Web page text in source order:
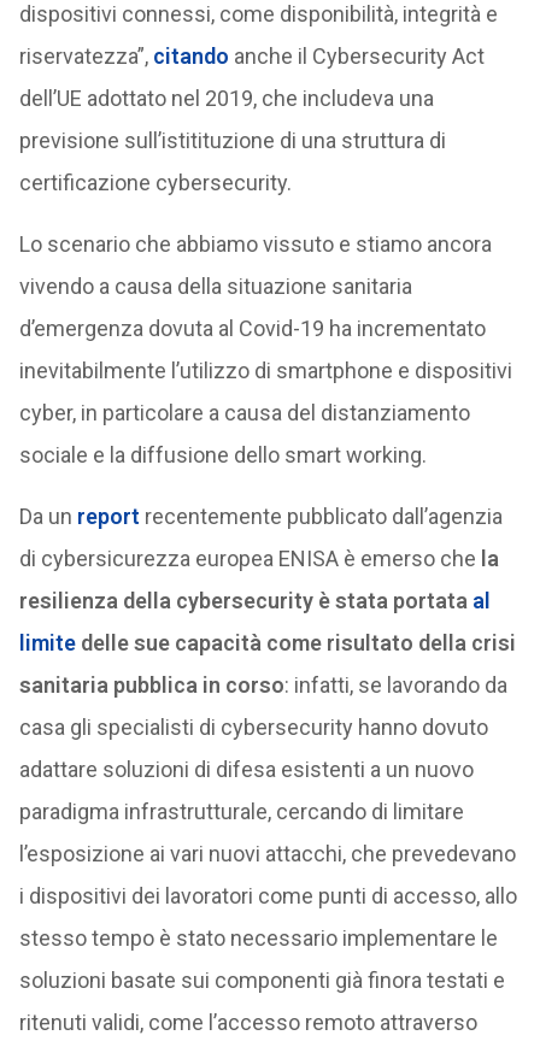
dispositivi connessi, come disponibilità, integrità e
riservatezza”, citando anche il Cybersecurity Act
dell’UE adottato nel 2019, che includeva una
previsione sull’istitituzione di una struttura di
certificazione cybersecurity.
Lo scenario che abbiamo vissuto e stiamo ancora
vivendo a causa della situazione sanitaria
d’emergenza dovuta al Covid-19 ha incrementato
inevitabilmente l’utilizzo di smartphone e dispositivi
cyber, in particolare a causa del distanziamento
sociale e la diffusione dello smart working.
Da un report recentemente pubblicato dall’agenzia
di cybersicurezza europea ENISA è emerso che la
resilienza della cybersecurity è stata portata al
limitedelle sue capacità come risultato della crisi
sanitaria pubblica in corso: infatti, se lavorando da
casa gli specialisti di cybersecurity hanno dovuto
adattare soluzioni di difesa esistenti a un nuovo
paradigma infrastrutturale, cercando di limitare
l’esposizione ai vari nuovi attacchi, che prevedevano
i dispositivi dei lavoratori come punti di accesso, allo
stesso tempo è stato necessario implementare le
soluzioni basate sui componenti già finora testati e
ritenuti validi, come l’accesso remoto attraverso